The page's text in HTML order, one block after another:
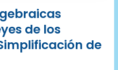
de los
de